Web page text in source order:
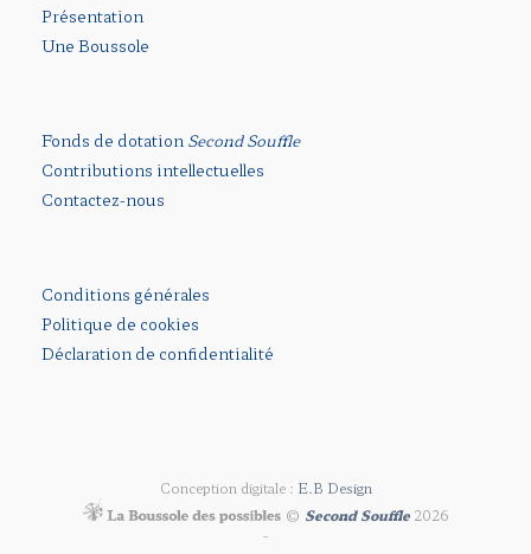
Présentation
Une Boussole
Fonds de dotationSecond Souffle
Contributions intellectuelles
Contactez-nous
Conditions générales
Politique de cookies
Déclaration de confidentialité
Conception digitale : E.B Design
© Second Souffle2026